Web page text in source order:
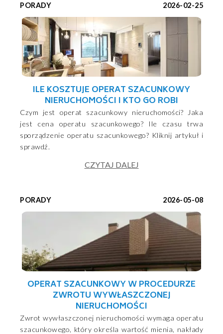
PORADY 2026-02-25
ILE KOSZTUJE OPERAT SZACUNKOWY
NIERUCHOMOŚCI I KTO GO ROBI
Czym jest operat szacunkowy nieruchomości? Jaka
jest cena operatu szacunkowego? Ile czasu trwa
sporządzenie operatu szacunkowego? Kliknij artykuł i
sprawdź.
CZYTAJ DALEJ
PORADY 2026-05-08
OPERAT SZACUNKOWY W PROCEDURZE
ZWROTU WYWŁASZCZONEJ
NIERUCHOMOŚCI
Zwrot wywłaszczonej nieruchomości wymaga operatu
szacunkowego, który określa wartość mienia, nakłady